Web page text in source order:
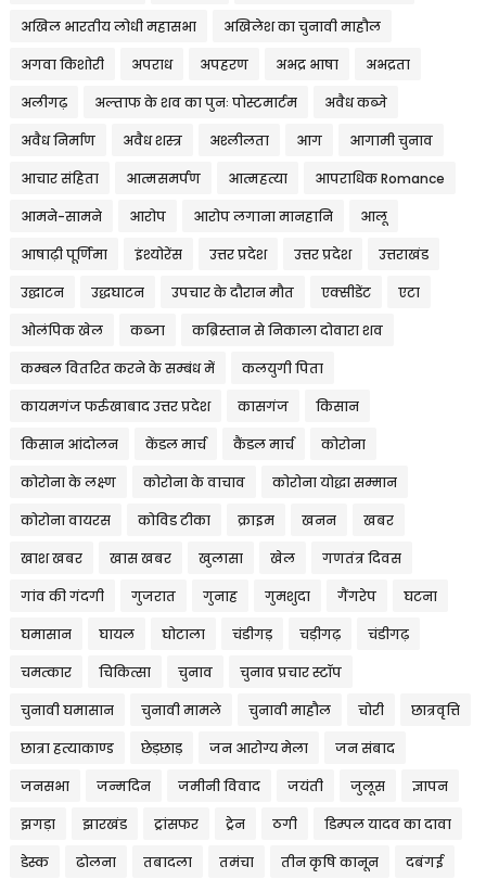
अखिल भारतीय लोधी महासभा अखिलेश का चुनावी माहौल
अगवा किशोरी अपराध अपहरण अभद्र भाषा अभद्रता
अलीगढ़ अल्ताफ के शव का पुनः पोस्टमार्टम अवैध कब्जे
अवैध निर्माण अवैध शस्त्र अश्लीलता आग आगामी चुनाव
आचार संहिता आत्मसमर्पण आत्महत्या आपराधिक Romance
आमने-सामने आरोप आरोप लगाना मानहानि आलू
आषाढ़ी पूर्णिमा इंश्योरेंस उत्तर प्रदेश उत्तर प्रदेश उत्तराखंड
उद्घाटन उद्धघाटन उपचार के दौरान मौत एक्सीडेंट एटा
ओलंपिक खेल कब्जा कब्रिस्तान से निकाला दोवारा शव
कम्बल वितरित करने के सम्बंध में कलयुगी पिता
कायमगंज फर्रुखाबाद उत्तर प्रदेश कासगंज किसान
किसान आंदोलन केंडल मार्च कैंडल मार्च कोरोना
कोरोना के लक्ष्ण कोरोना के वाचाव कोरोना योद्धा सम्मान
कोरोना वायरस कोविड टीका क्राइम खनन खबर
खाश खबर खास खबर खुलासा खेल गणतंत्र दिवस
गांव की गंदगी गुजरात गुनाह गुमशुदा गैंगरेप घटना
घमासान घायल घोटाला चंडीगड़ चड़ीगढ़ चंडीगढ़
चमत्कार चिकित्सा चुनाव चुनाव प्रचार स्टॉप
चुनावी घमासान चुनावी मामले चुनावी माहौल चोरी छात्रवृत्ति
छात्रा हत्याकाण्ड छेड़छाड़ जन आरोग्य मेला जन संबाद
जनसभा जन्मदिन जमीनी विवाद जयंती जुलूस ज्ञापन
झगड़ा झारखंड ट्रांसफर ट्रेन ठगी डिम्पल यादव का दावा
डेस्क ढोलना तबादला तमंचा तीन कृषि कानून दबंगई